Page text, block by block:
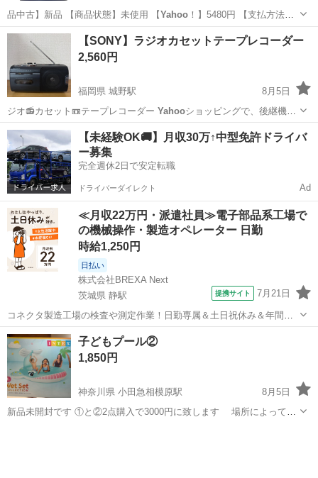
品中古】新品 【商品状態】未使用 【Yahoo！】5480円 【支払方法】
現金手渡…
北海道 札幌市 季節、空調家電
【SONY】ラジオカセットテープレコーダー
2,560円
福岡県 城野駅
8月5日
ジオ📻カセット📼テープレコーダー Yahooショッピングで、後継機種
（CFM-1…
福岡 北九州市 城野駅 オーディオ SONY
【未経験OK🚚】月収30万↑中型免許ドライバ
ー募集
完全週休2日で安定転職
ドライバーダイレクト Ad
≪月収22万円・派遣社員≫電子部品系工場で
の機械操作・製造オペレーター 日勤
時給1,250円
日払い
株式会社BREXA Next
茨城県 静駅
提携サイト 7月21日
コネクタ製造工場の検査や測定作業！日勤専属＆土日祝休み＆年間休
日128日★クリーンルーム内作業★マイカー通勤OK＆無料駐車場あり
★就業先食堂利用可！日払い制度あり！《茨城県常陸大宮市》 人気の
工場のお仕事 ◇コネクタ製造工...
茨城 常陸大宮市 静駅 その他
子どもプール②
1,850円
神奈川県 小田急相模原駅
8月5日
新品未開封です ①と②2点購入で3000円に致します 場所によって